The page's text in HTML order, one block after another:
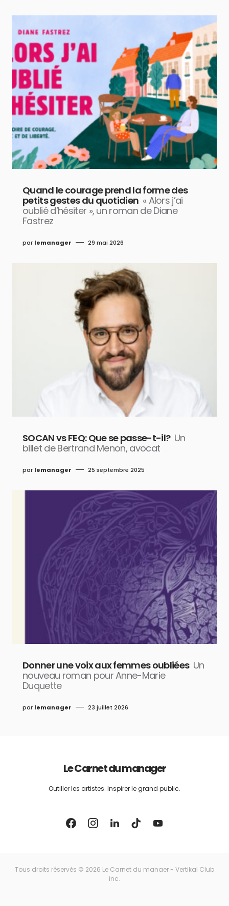
Quand le courage prend la forme des
petits gestes du quotidien « Alors j’ai
oublié d’hésiter », un roman de Diane
Fastrez
par lemanager 29 mai 2026
SOCAN vs FEQ: Que se passe-t-il? Un
billet de Bertrand Menon, avocat
par lemanager 25 septembre 2025
Donner une voix aux femmes oubliées Un
nouveau roman pour Anne-Marie
Duquette
par lemanager 23 juillet 2026
Le Carnet du manager
Outiller les artistes. Inspirer le grand public.
Tous droits réservés © 2026 Le Carnet du manaer - Vertikal Club
inc.